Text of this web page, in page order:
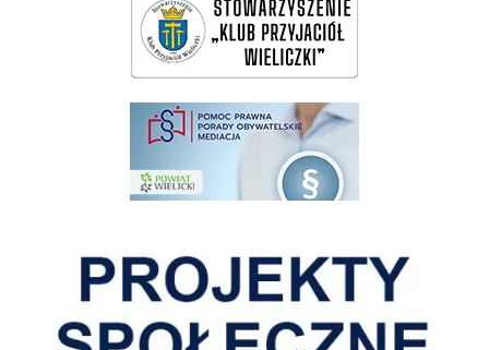
pomoc prawna wieliczka